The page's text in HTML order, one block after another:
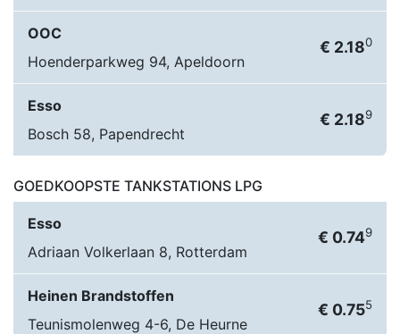
OOC
Hoenderparkweg 94, Apeldoorn
€ 2.180
Esso
Bosch 58, Papendrecht
€ 2.189
GOEDKOOPSTE TANKSTATIONS LPG
Esso
Adriaan Volkerlaan 8, Rotterdam
€ 0.749
Heinen Brandstoffen
Teunismolenweg 4-6, De Heurne
€ 0.755